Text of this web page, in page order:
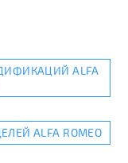
ALFA
ALFA ROMEO